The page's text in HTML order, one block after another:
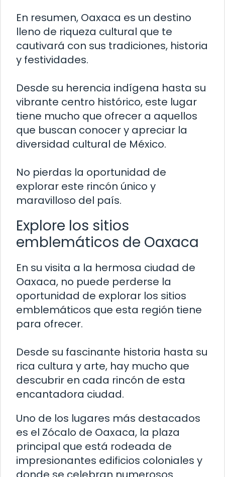
En resumen, Oaxaca es un destino
lleno de riqueza cultural que te
cautivará con sus tradiciones, historia
y festividades.
Desde su herencia indígena hasta su
vibrante centro histórico, este lugar
tiene mucho que ofrecer a aquellos
que buscan conocer y apreciar la
diversidad cultural de México.
No pierdas la oportunidad de
explorar este rincón único y
maravilloso del país.
Explore los sitios
emblemáticos de Oaxaca
En su visita a la hermosa ciudad de
Oaxaca, no puede perderse la
oportunidad de explorar los sitios
emblemáticos que esta región tiene
para ofrecer.
Desde su fascinante historia hasta su
rica cultura y arte, hay mucho que
descubrir en cada rincón de esta
encantadora ciudad.
Uno de los lugares más destacados
es el Zócalo de Oaxaca, la plaza
principal que está rodeada de
impresionantes edificios coloniales y